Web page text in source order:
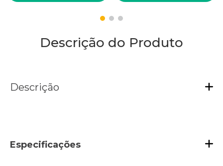
Descrição do Produto
Descrição
Especificações